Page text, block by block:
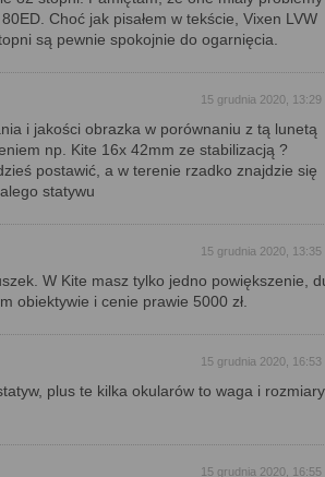
Choć jak pisałem w tekście, Vixen LVW
są pewnie spokojnie do ogarnięcia.
15 grudnia 2020, 13:29
i jakości obrazka w porównaniu z tą lunetą
np. Kite 16x 42mm ze stabilizacją ?
postawić, a w terenie rzadko znajdzie się
statywu
15 grudnia 2020, 13:35
W Kite masz tylko jedno powiększenie,
obiektywie i cenie prawie 5000 zł.
15 grudnia 2020, 16:53
plus te kilka okularów to waga i rozmiary
15 grudnia 2020, 16:55